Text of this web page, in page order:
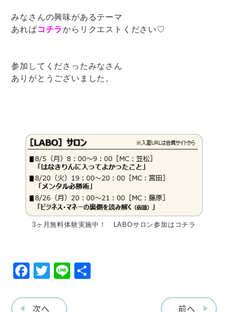
みなさんの興味があるテーマ
あればコチラからリクエストください♡
参加してくださったみなさん
ありがとうございました。
3ヶ月無料体験実施中！ LABOサロン参加はコチラ
F
eb
T
itt
Li
次へ 前へ